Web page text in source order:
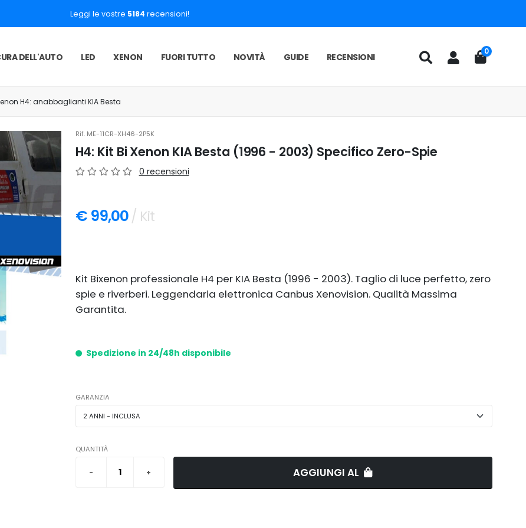
Leggi le vostre 5184 recensioni!
DELL'AUTO LED XENON FUORI TUTTO NOVITÀ GUIDE RECENSIONI
0
H4: anabbaglianti KIA Besta
Rif. ME-11CR-XH46-2P5K
H4: Kit Bi Xenon KIA Besta (1996 - 2003) Specifico Zero-Spie
0 recensioni
€ 99,00 / Kit
Kit Bixenon professionale H4 per KIA Besta (1996 - 2003). Taglio di luce perfetto, zero
spie e riverberi. Leggendaria elettronica Canbus Xenovision. Qualità Massima
Garantita.
Spedizione in 24/48h disponibile
GARANZIA
QUANTITÀ
AGGIUNGI AL